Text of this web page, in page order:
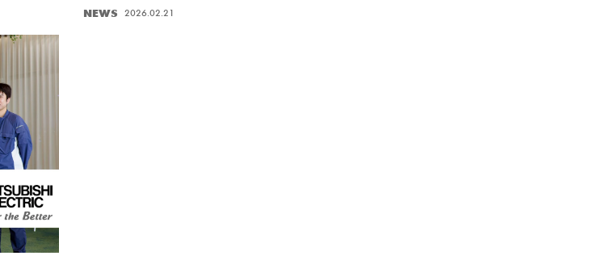
NEWS 2026.02.21